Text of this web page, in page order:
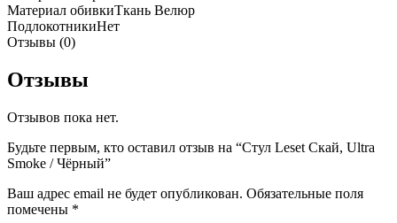
Материал обивкиТкань Велюр
ПодлокотникиНет
Отзывы (0)
Отзывы
Отзывов пока нет.
Будьте первым, кто оставил отзыв на “Стул Leset Скай, Ultra
Smoke / Чёрный”
Ваш адрес email не будет опубликован. Обязательные поля
помечены *